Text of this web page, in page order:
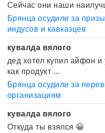
Сейчас они наши
Брянца осудили за
индусов и кавказцев
кувалда вялого
дед хотел купил айфон и
как продукт ...
Брянца осудили за
организациям
кувалда вялого
Откуда ты взялся 😀